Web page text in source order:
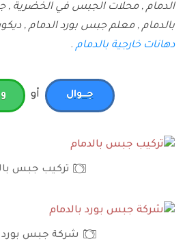
الدمام , محلات الجبس في الخضرية
بالدمام , معلم جبس بورد الدمام ,
دهانات خارجية بالدمام .
جـــوال أو
تركيب جبس
شركة جبس بورد